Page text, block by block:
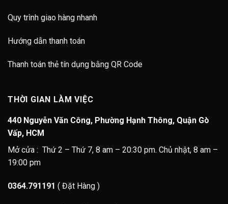
Quy trình giao hàng nhanh
Hướng dẫn thanh toán
Thanh toán thẻ tín dụng bằng QR Code
THỜI GIAN LÀM VIỆC
440 Nguyễn Văn Công, Phường Hạnh Thông, Quận Gò
Vấp, HCM
Mở cửa : Thứ 2 – Thứ 7, 8 am – 20:30 pm. Chủ nhật, 8 am –
19:00 pm
0364.791191 ( Đặt Hàng )